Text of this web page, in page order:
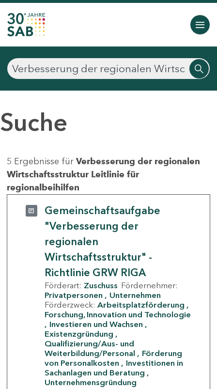
Suche
5 Ergebnisse für Verbesserung der regionalen
Wirtschaftsstruktur Leitlinie für
regionalbeihilfen
Gemeinschaftsaufgabe
"Verbesserung der
regionalen
Wirtschaftsstruktur" -
Richtlinie GRW RIGA
Förderart: Zuschuss Fördernehmer:
Privatpersonen
Unternehmen
Förderzweck: Arbeitsplatzförderung
Forschung, Innovation und Technologie
Investieren und Wachsen
Existenzgründung
Qualifizierung/Aus- und
Weiterbildung/Personal
Förderung
von Personalkosten
Investitionen in
Sachanlagen und Beratung
Unternehmensgründung